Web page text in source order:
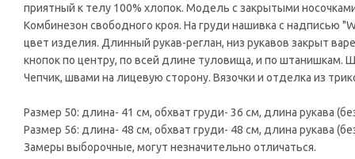
приятный к телу 100% хлопок. Модель с закрытыми
Комбинезон свободного кроя. На груди нашивка с надписью
цвет изделия. Длинный рукав-реглан, низ рукавов закрыт
кнопок по центру, по всей длине туловища, и по штанишкам.
Чепчик, швами на лицевую сторону. Вязочки и отделка из
Размер 50: длина- 41 см, обхват груди- 36 см, длина рукава
Размер 56: длина- 48 см, обхват груди- 48 см, длина рукава
Замеры выборочные, могут незначительно отличаться.